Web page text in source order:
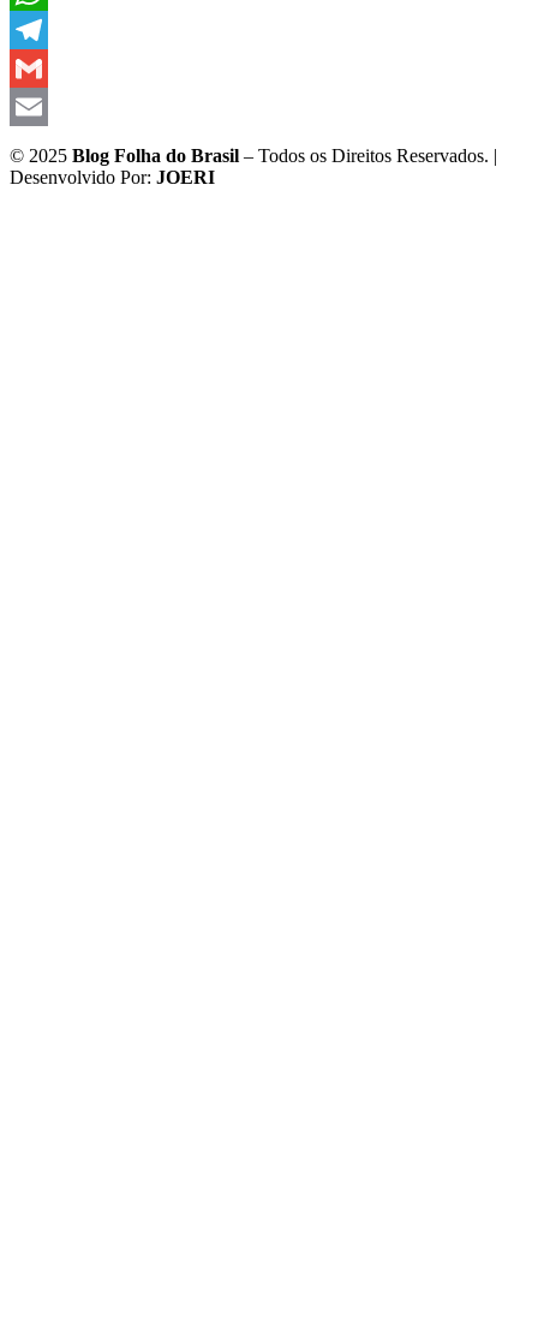
WhatsApp
Telegram
Gmail
Email
© 2025 Blog Folha do Brasil – Todos os Direitos Reservados. |
Desenvolvido Por: JOERI